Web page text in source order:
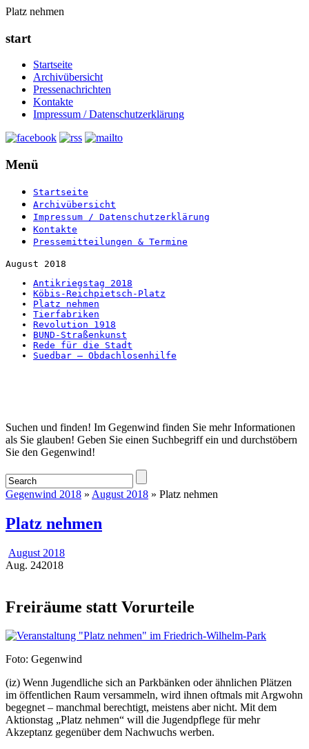
Platz nehmen
start
Startseite
Archivübersicht
Pressenachrichten
Kontakte
Impressum / Datenschutzerklärung
Menü
Startseite
Archivübersicht
Impressum / Datenschutzerklärung
Kontakte
Pressemitteilungen & Termine
August 2018
Antikriegstag 2018
Köbis-Reichpietsch-Platz
Platz nehmen
Tierfabriken
Revolution 1918
BUND-Straßenkunst
Rede für die Stadt
Suedbar – Obdachlosenhilfe
Startseite
Suchen und finden! Im Gegenwind finden Sie mehr Informationen
als Sie glauben! Geben Sie einen Suchbegriff ein und durchstöbern
Sie den Gegenwind!
Gegenwind 2018 » August 2018 » Platz nehmen
Platz nehmen
August 2018
Aug. 242018
Freiräume statt Vorurteile
Foto: Gegenwind
(iz) Wenn Jugendliche sich an Parkbänken oder ähnlichen Plätzen
im öffentlichen Raum versammeln, wird ihnen oftmals mit Argwohn
begegnet – manchmal berechtigt, meistens aber nicht. Mit dem
Aktionstag „Platz nehmen“ will die Jugendpflege für mehr
Akzeptanz gegenüber dem Nachwuchs werben.